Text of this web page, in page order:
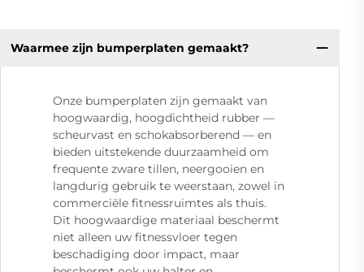
Waarmee zijn bumperplaten gemaakt?
Onze bumperplaten zijn gemaakt van
hoogwaardig, hoogdichtheid rubber —
scheurvast en schokabsorberend — en
bieden uitstekende duurzaamheid om
frequente zware tillen, neergooien en
langdurig gebruik te weerstaan, zowel in
commerciële fitnessruimtes als thuis.
Dit hoogwaardige materiaal beschermt
niet alleen uw fitnessvloer tegen
beschadiging door impact, maar